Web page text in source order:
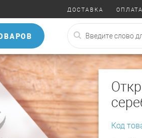
ДОСТАВКА ОПЛАТА
Код